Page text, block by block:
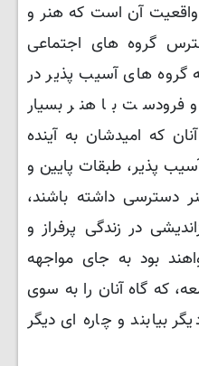
واقعیت آن است که هنر و
گروه های اجتماعی
های آسیب پذیر در
فرودست با هنر بسیار
که امیدشان به آینده
پذیر، طبقات پایین و
دسترسی داشته باشند،
در زندگی پرفراز و
بود به جای مواجهه
که گاه آنان را به سوی
بیابند و چاره ای دیگر